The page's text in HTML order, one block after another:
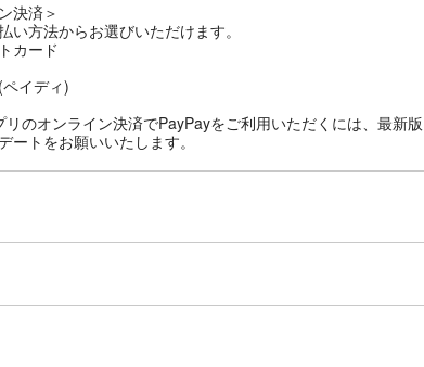
決済＞
い方法からお選びいただけます。
カード
ペイディ)
リのオンライン決済でPayPayをご利用いただくには、最新版
ートをお願いいたします。